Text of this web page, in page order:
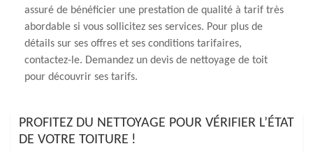
assuré de bénéficier une prestation de qualité à tarif très
abordable si vous sollicitez ses services. Pour plus de
détails sur ses offres et ses conditions tarifaires,
contactez-le. Demandez un devis de nettoyage de toit
pour découvrir ses tarifs.
PROFITEZ DU NETTOYAGE POUR VÉRIFIER L’ÉTAT
DE VOTRE TOITURE !